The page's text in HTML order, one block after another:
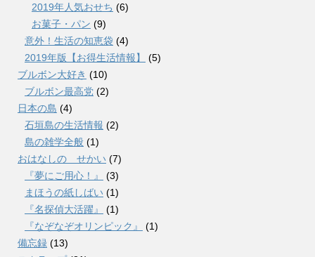
2019年人気おせち (6)
お菓子・パン (9)
意外！生活の知恵袋 (4)
2019年版【お得生活情報】
(5)
ブルボン大好き (10)
ブルボン最高党 (2)
日本の島 (4)
石垣島の生活情報 (2)
島の雑学全般 (1)
おはなしの せかい (7)
『夢にご用心！』
(3)
まほうの紙しばい (1)
『名探偵大活躍』
(1)
『なぞなぞオリンピック』
(1)
備忘録 (13)